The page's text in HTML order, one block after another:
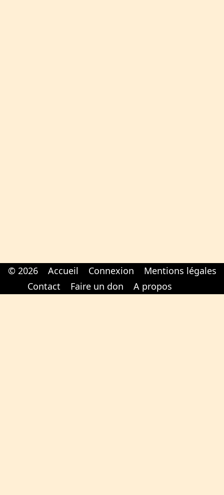
© 2026 Accueil Connexion
Mentions légales
Contact
Faire un don A propos